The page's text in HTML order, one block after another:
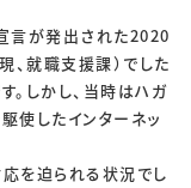
言が発出された2020
、就職支援課）でした
。しかし、当時はハガ
使したインターネッ
応を迫られる状況でし